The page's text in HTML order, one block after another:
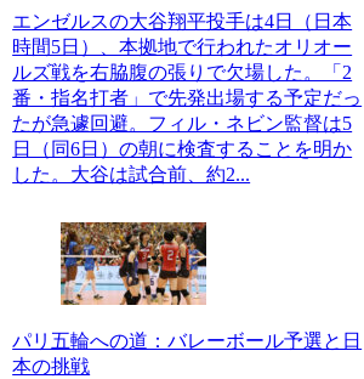
エンゼルスの大谷翔平投手は4日（日本
時間5日）、本拠地で行われたオリオー
ルズ戦を右脇腹の張りで欠場した。「2
番・指名打者」で先発出場する予定だっ
たが急遽回避。フィル・ネビン監督は5
日（同6日）の朝に検査することを明か
した。大谷は試合前、約2...
パリ五輪への道：バレーボール予選と日
本の挑戦